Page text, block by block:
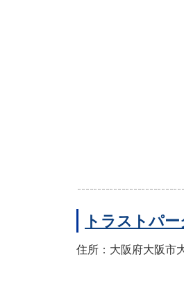
トラストパ
住所：大阪府大阪市